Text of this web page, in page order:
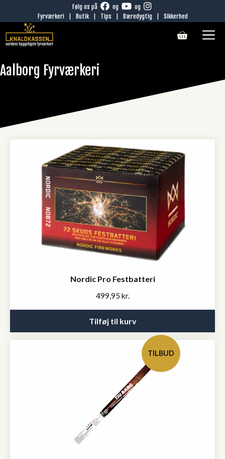
til
indhold
Følg os på og
og
Fyrværkeri
Butik Tips Bæredygtig Sikkerhed
Aalborg Fyrværkeri
Nordic Pro Festbatteri
499,95 kr.
Tilføj til kurv
TILBUD